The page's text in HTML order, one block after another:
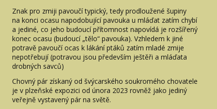
Znak pro zmiji pavoučí typický, tedy prodloužené šupiny
na konci ocasu napodobující pavouka u mláďat zatím chybí
a jediné, co jeho budoucí přítomnost napovídá je rozšířený
konec ocasu (budoucí „tělo“ pavouka). Vzhledem k jiné
potravě pavoučí ocas k lákání ptáků zatím mladé zmije
nepotřebují (potravou jsou především ještěři a mláďata
drobných savců)
Chovný pár získaný od švýcarského soukromého chovatele
je v plzeňské expozici od února 2023 rovněž jako jediný
veřejně vystavený pár na světě.